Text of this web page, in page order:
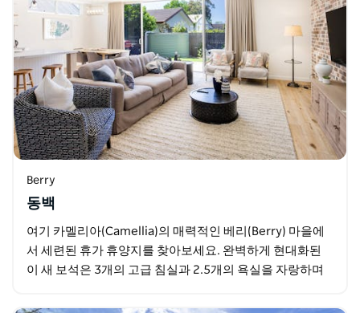
Berry
동백
여기 카멜리아(Camellia)의 매력적인 베리(Berry) 마을에
서 세련된 휴가 휴양지를 찾아보세요. 완벽하게 현대화된
이 새 보석은 3개의 고급 침실과 2.5개의 욕실을 자랑하며